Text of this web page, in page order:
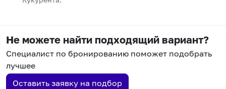
Не можете найти подходящий вариант?
Специалист по бронированию поможет подобрать
лучшее
Оставить заявку на подбор